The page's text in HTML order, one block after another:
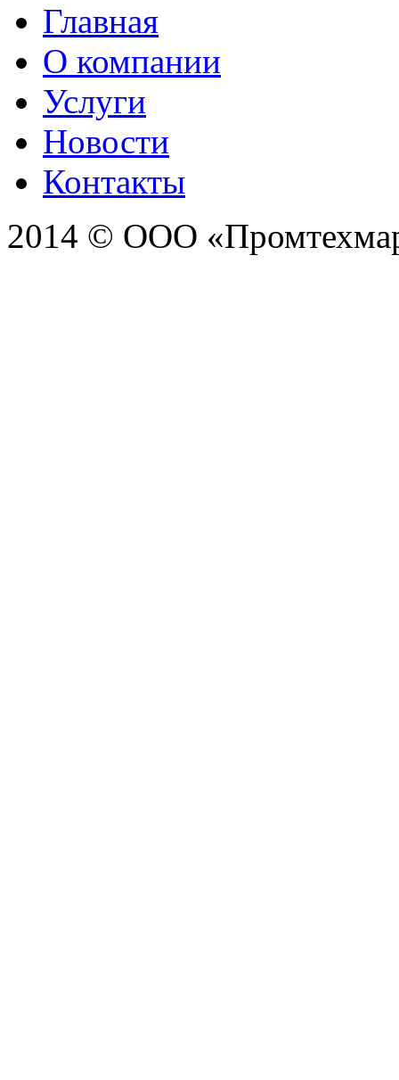
Главная
О компании
Услуги
Новости
Контакты
2014 © ООО